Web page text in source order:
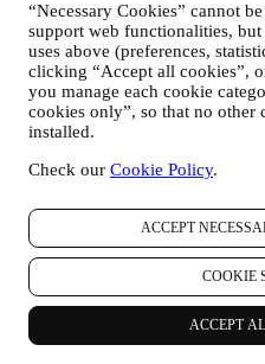
“Necessary Cookies” cannot
support web functionalities,
uses above (preferences,
clicking “Accept all cookies”,
you manage each cookie
cookies only”, so that no other
installed.
Check our Cookie Policy.
ACCEPT
COOKIE
ACCEPT
posible que tengamos que
para cumplir con nuestras
obligaciones derivadas de
autoridades.
PARA CREAR UNA
Utilizaremos sus datos para
usuarios registrados, para
direcciones de envío, ver y
pedidos. Cualquier
para permitirnos
una cuenta de Le Creuset.
PARA GESTIONAR
PROPORCIONARLE
SERVICIOS Y